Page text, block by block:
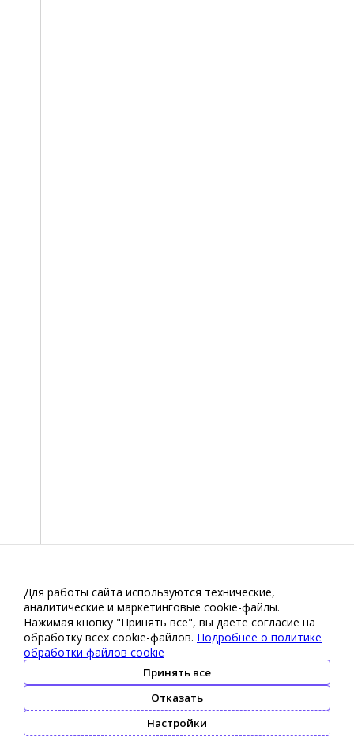
Для работы сайта используются технические,
аналитические и маркетинговые сооkіе-файлы.
Нажимая кнопку "Принять все", вы даете согласие на
обработку всех cookie-файлов. Подробнее о политике
обработки файлов cookie
Принять все
Отказать
Настройки